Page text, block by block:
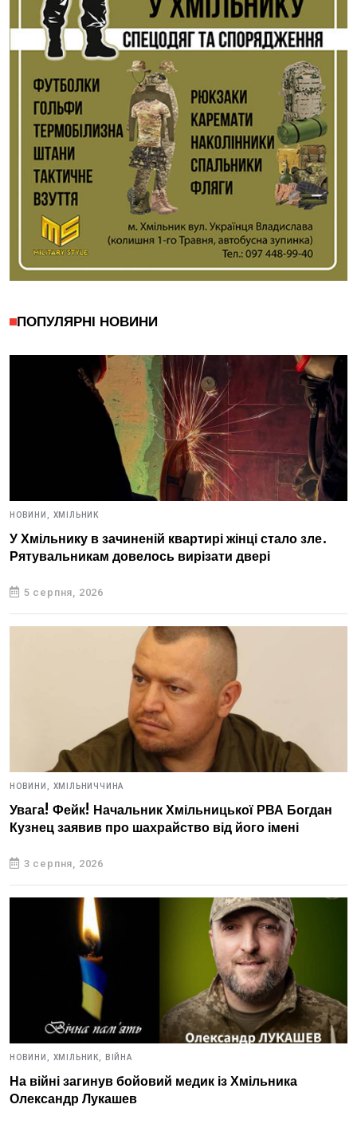
ПОПУЛЯРНІ НОВИНИ
НОВИНИ, ХМІЛЬНИК
У Хмільнику в зачиненій квартирі жінці стало зле.
Рятувальникам довелось вирізати двері
5 серпня, 2026
НОВИНИ, ХМІЛЬНИЧЧИНА
Увага! Фейк! Начальник Хмільницької РВА Богдан
Кузнец заявив про шахрайство від його імені
3 серпня, 2026
НОВИНИ, ХМІЛЬНИК, ВІЙНА
На війні загинув бойовий медик із Хмільника
Олександр Лукашев